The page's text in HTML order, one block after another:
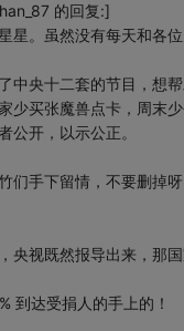
的回复:]
星。虽然没有每天和各
中央十二套的节目，想
少买张魔兽点卡，周末
公开，以示公正。
们手下留情，不要删掉呀
央视既然报导出来，那
到达受捐人的手上的！